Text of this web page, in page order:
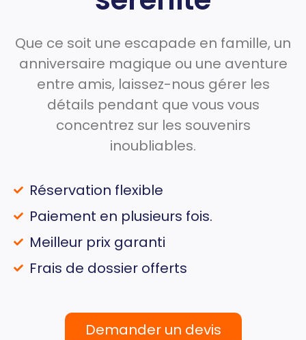
Que ce soit une escapade en famille, un
anniversaire magique ou une aventure
entre amis, laissez-nous gérer les
détails pendant que vous vous
concentrez sur les souvenirs
inoubliables.
Réservation flexible
Paiement en plusieurs fois.
Meilleur prix garanti
Frais de dossier offerts
Demander un devis